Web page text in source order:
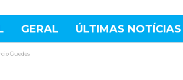
GERAL ÚLTIMAS NOTÍCIAS
MUNDO
Guedes